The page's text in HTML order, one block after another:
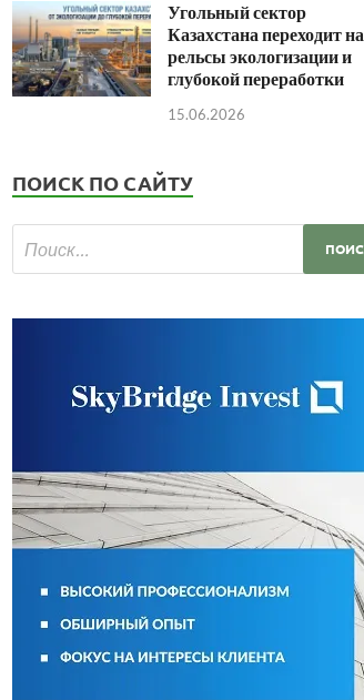
Угольный сектор
Казахстана переходит на
рельсы экологизации и
глубокой переработки
15.06.2026
ПОИСК ПО САЙТУ